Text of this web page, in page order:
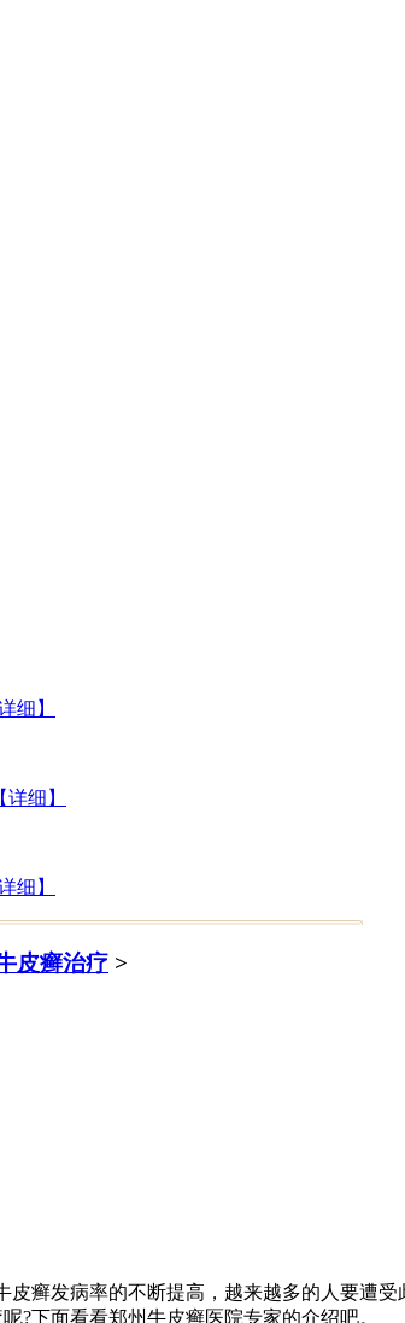
细】
【详细】
细】
皮癣治疗 >
皮癣发病率的不断提高，越来越多的人要遭
?下面看看郑州牛皮癣医院专家的介绍吧。